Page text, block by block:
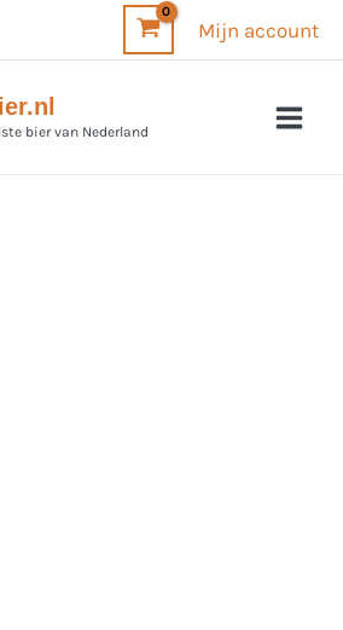
Mijn account
bier van Nederland